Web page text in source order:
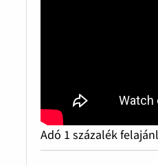
Adó 1 százalék